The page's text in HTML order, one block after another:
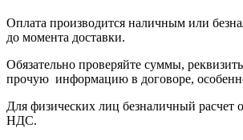
Оплата производится наличным или
до момента доставки.
Обязательно проверяйте суммы,
прочую информацию в договоре,
Для физических лиц безналичный расчет
НДС.